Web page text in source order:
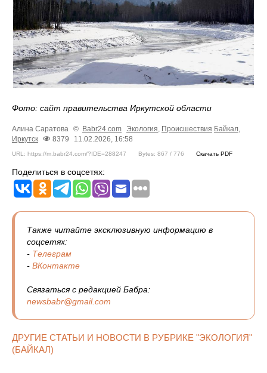
Фото: сайт правительства Иркутской области
Алина Саратова © Babr24.com Экология, Происшествия Байкал,
Иркутск
8379 11.02.2026, 16:58
URL: https://m.babr24.com/?IDE=288247 Bytes: 867 / 776 Скачать PDF
Поделиться в соцсетях:
Также читайте эксклюзивную информацию в
соцсетях:
- Телеграм
- ВКонтакте
Связаться с редакцией Бабра:
newsbabr@gmail.com
ДРУГИЕ СТАТЬИ И НОВОСТИ В РУБРИКЕ "ЭКОЛОГИЯ"
(БАЙКАЛ)